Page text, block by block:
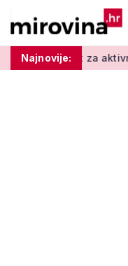
Najnovije:
aktivne seniore: